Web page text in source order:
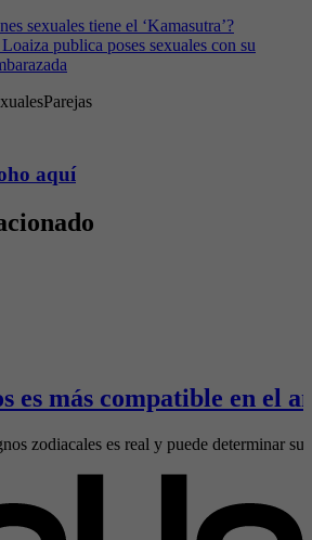
sexuales tiene el ‘Kamasutra’?
publica poses sexuales con su
Parejas
aquí
es más compatible en el
zodiacales es real y puede determinar